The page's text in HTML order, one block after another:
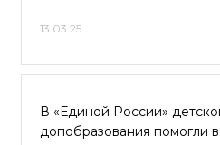
13.03.25
В «Единой России»
допобразования помогли